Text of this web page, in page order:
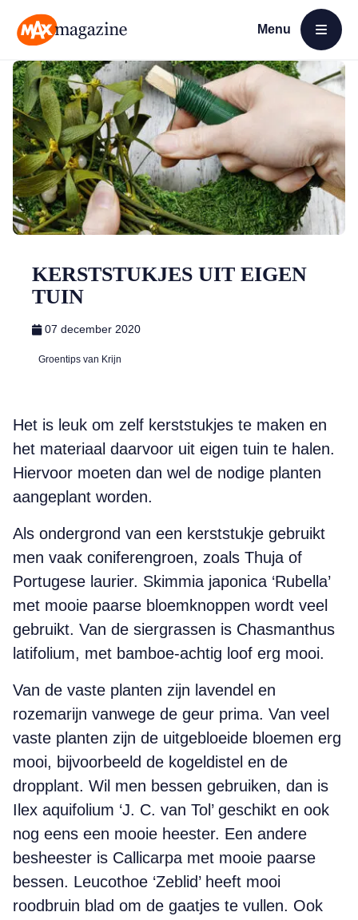
Menu
Open menu
KERSTSTUKJES UIT EIGEN
TUIN
07 december 2020
Groentips van Krijn
Het is leuk om zelf kerststukjes te maken en
het materiaal daarvoor uit eigen tuin te halen.
Hiervoor moeten dan wel de nodige planten
aangeplant worden.
Als ondergrond van een kerststukje gebruikt
men vaak coniferengroen, zoals Thuja of
Portugese laurier. Skimmia japonica ‘Rubella’
met mooie paarse bloemknoppen wordt veel
gebruikt. Van de siergrassen is Chasmanthus
latifolium, met bamboe-achtig loof erg mooi.
Van de vaste planten zijn lavendel en
rozemarijn vanwege de geur prima. Van veel
vaste planten zijn de uitgebloeide bloemen erg
mooi, bijvoorbeeld de kogeldistel en de
dropplant. Wil men bessen gebruiken, dan is
Ilex aquifolium ‘J. C. van Tol’ geschikt en ook
nog eens een mooie heester. Een andere
besheester is Callicarpa met mooie paarse
bessen. Leucothoe ‘Zeblid’ heeft mooi
roodbruin blad om de gaatjes te vullen. Ook